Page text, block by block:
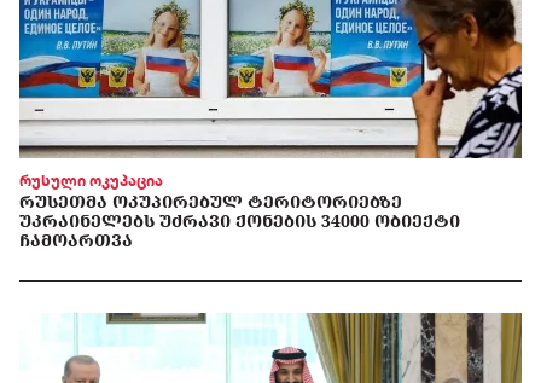
რუსული ოკუპაცია
ᲠᲣᲡᲔᲗᲛᲐ ᲝᲙᲣᲞᲘᲠᲔᲑᲣᲚ ᲢᲔᲠᲘᲢᲝᲠᲘᲔᲑᲖᲔ
ᲣᲙᲠᲐᲘᲜᲔᲚᲔᲑᲡ ᲣᲫᲠᲐᲕᲘ ᲥᲝᲜᲔᲑᲘᲡ 34000 ᲝᲑᲘᲔᲥᲢᲘ
ᲩᲐᲛᲝᲐᲠᲗᲕᲐ